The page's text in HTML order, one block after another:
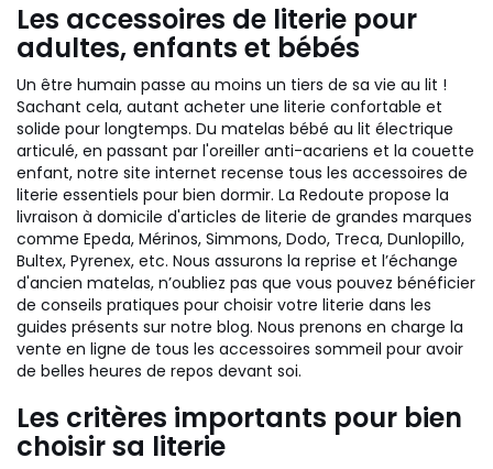
Les accessoires de literie pour
adultes, enfants et bébés
Un être humain passe au moins un tiers de sa vie au lit !
Sachant cela, autant acheter une literie confortable et
solide pour longtemps. Du matelas bébé au lit électrique
articulé, en passant par l'oreiller anti-acariens et la couette
enfant, notre site internet recense tous les accessoires de
literie essentiels pour bien dormir. La Redoute propose la
livraison à domicile d'articles de literie de grandes marques
comme Epeda, Mérinos, Simmons, Dodo, Treca, Dunlopillo,
Bultex, Pyrenex, etc. Nous assurons la reprise et l’échange
d'ancien matelas, n’oubliez pas que vous pouvez bénéficier
de conseils pratiques pour choisir votre literie dans les
guides présents sur notre blog. Nous prenons en charge la
vente en ligne de tous les accessoires sommeil pour avoir
de belles heures de repos devant soi.
Les critères importants pour bien
choisir sa literie